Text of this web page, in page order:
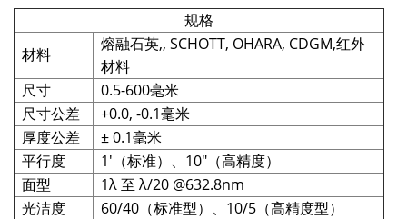
规格
材料
熔融石英,, SCHOTT, OHARA, CDGM,红外
材料
尺寸
0.5-600毫米
尺寸公差
+0.0, -0.1毫米
厚度公差
± 0.1毫米
平行度
1'（标准）、10"（高精度）
面型
1λ 至 λ/20 @632.8nm
光洁度
60/40（标准型）、10/5（高精度型）